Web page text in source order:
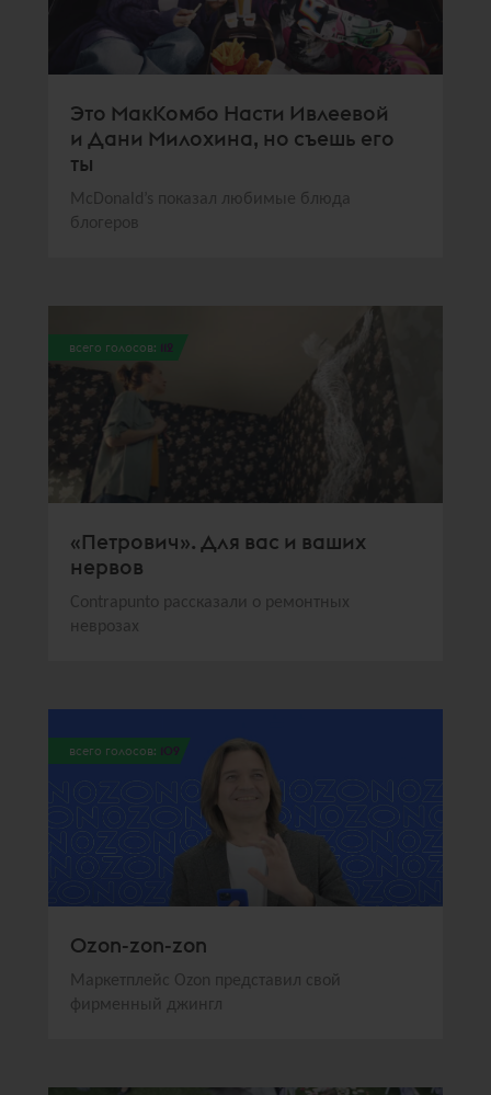
Это МакКомбо Насти Ивлеевой
и Дани Милохина, но съешь его
ты
McDonald’s показал любимые блюда
блогеров
всего голосов: 112
«Петрович». Для вас и ваших
нервов
Contrapunto рассказали о ремонтных
неврозах
всего голосов: 109
Ozon-zon-zon
Маркетплейс Ozon представил свой
фирменный джингл